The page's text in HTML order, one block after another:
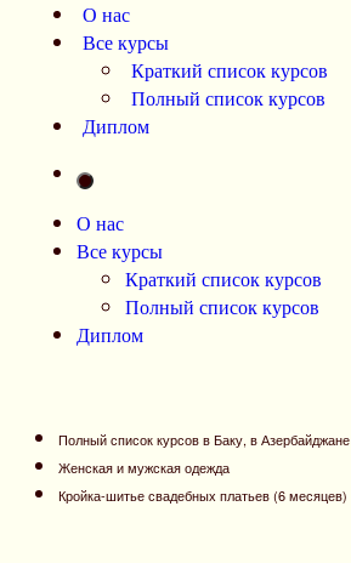
О нас
Все курсы
Краткий список курсов
Полный список курсов
Диплом
О нас
Все курсы
Краткий список курсов
Полный список курсов
Диплом
Полный список курсов в Баку, в Азербайджане
Женская и мужская одежда
Кройка-шитье свадебных платьев (6 месяцев)